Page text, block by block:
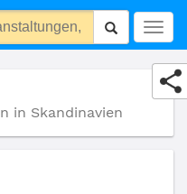
in Skandinavien